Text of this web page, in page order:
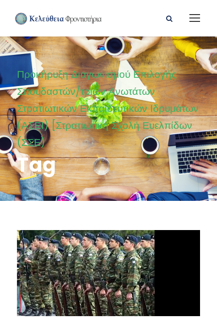
Προκήρυξη Διαγωνισμού Επιλογής
Σπουδαστών/τριών Ανωτάτων
Στρατιωτικών Εκπαιδευτικών Ιδρυμάτων
(ΑΣΕΙ) [Στρατιωτική Σχολή Ευελπίδων
(ΣΣΕ)
Tag